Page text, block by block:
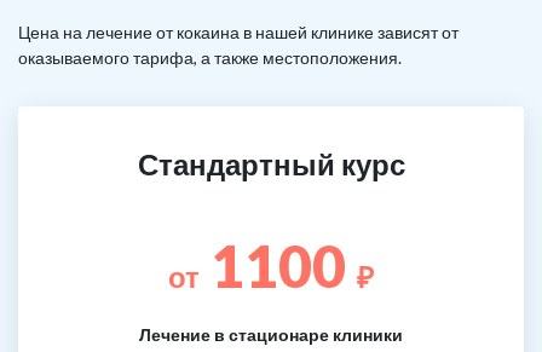
Цена на лечение от кокаина в нашей клинике зависят от
оказываемого тарифа, а также местоположения.
Стандартный курс
от 1100 ₽
Лечение в стационаре клиники